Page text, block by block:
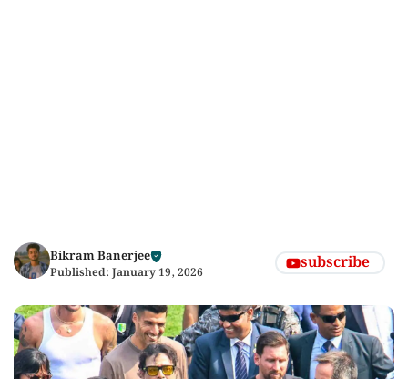
Bikram Banerjee
Published: January 19, 2026 subscribe